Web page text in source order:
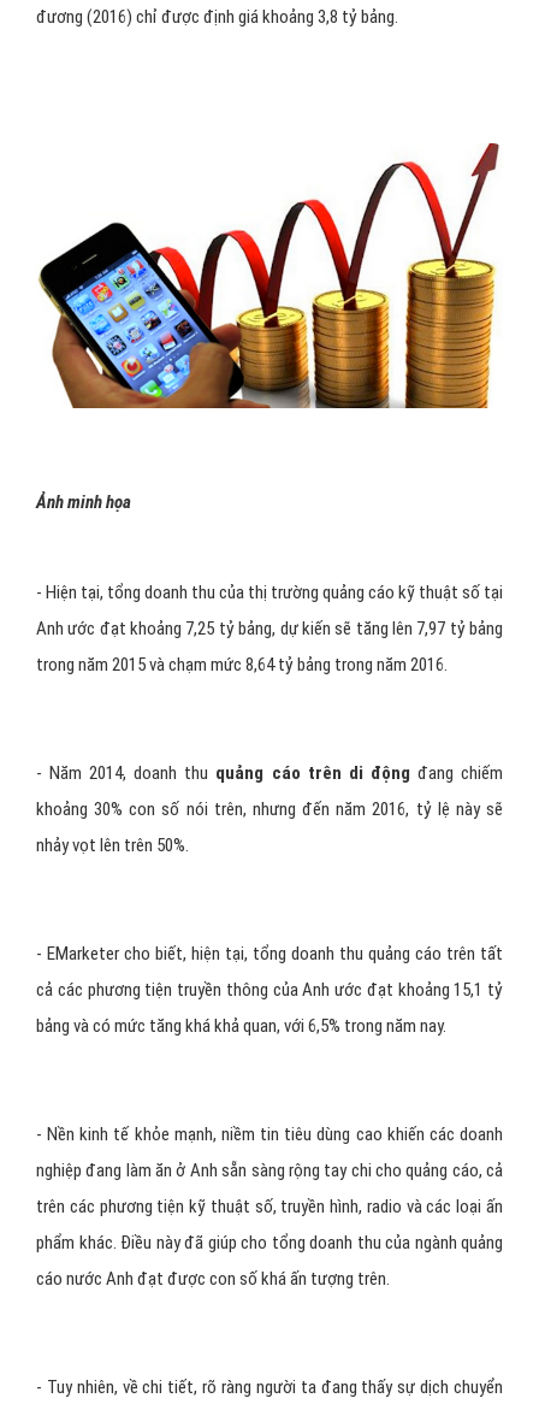
đương (2016) chỉ được định giá khoảng 3,8 tỷ bảng.
Ảnh minh họa
- Hiện tại, tổng doanh thu của thị trường quảng cáo kỹ thuật số tại
Anh ước đạt khoảng 7,25 tỷ bảng, dự kiến sẽ tăng lên 7,97 tỷ bảng
trong năm 2015 và chạm mức 8,64 tỷ bảng trong năm 2016.
- Năm 2014, doanh thu quảng cáo trên di động đang chiếm
khoảng 30% con số nói trên, nhưng đến năm 2016, tỷ lệ này sẽ
nhảy vọt lên trên 50%.
- EMarketer cho biết, hiện tại, tổng doanh thu quảng cáo trên tất
cả các phương tiện truyền thông của Anh ước đạt khoảng 15,1 tỷ
bảng và có mức tăng khá khả quan, với 6,5% trong năm nay.
- Nền kinh tế khỏe mạnh, niềm tin tiêu dùng cao khiến các doanh
nghiệp đang làm ăn ở Anh sẵn sàng rộng tay chi cho quảng cáo, cả
trên các phương tiện kỹ thuật số, truyền hình, radio và các loại ấn
phẩm khác. Điều này đã giúp cho tổng doanh thu của ngành quảng
cáo nước Anh đạt được con số khá ấn tượng trên.
- Tuy nhiên, về chi tiết, rõ ràng người ta đang thấy sự dịch chuyển